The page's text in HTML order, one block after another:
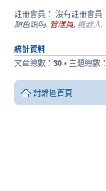
註冊會員： 沒有註冊會員
顏色說明: 管理員 機器人
統計資料
文章總數： 30 • 主題總數：
討論區首頁